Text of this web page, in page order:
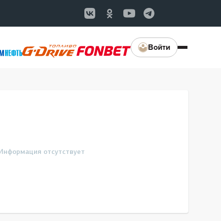
Войти
отсутствует